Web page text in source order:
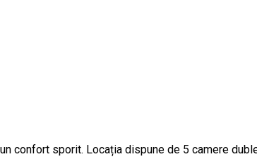
sporit. Locația dispune de 5 camere